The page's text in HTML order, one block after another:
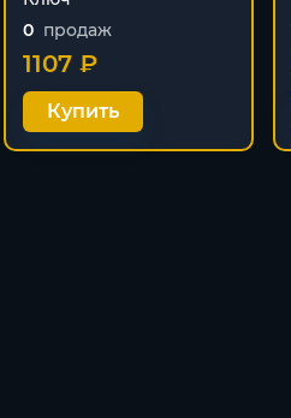
0 продаж
1107 ₽
Купить